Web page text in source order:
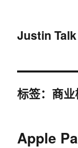
Justin Talk
标签：商
Apple